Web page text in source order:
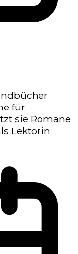
für
sie Romane
Lektorin